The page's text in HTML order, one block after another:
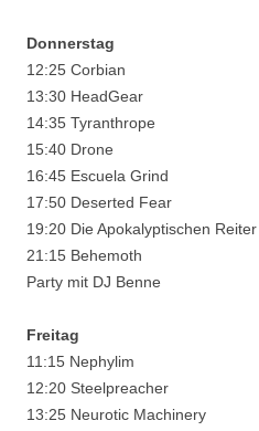
Donnerstag
12:25 Corbian
13:30 HeadGear
14:35 Tyranthrope
15:40 Drone
16:45 Escuela Grind
17:50 Deserted Fear
19:20 Die Apokalyptischen Reiter
21:15 Behemoth
Party mit DJ Benne
Freitag
11:15 Nephylim
12:20 Steelpreacher
13:25 Neurotic Machinery